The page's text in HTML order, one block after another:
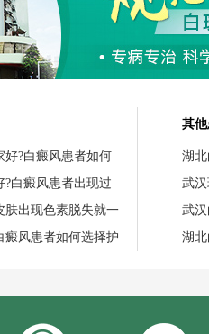
好?白癜风患者如何
白癜风患者出现过
肤出现色素脱失就一
癜风患者如何选择护
其
湖
武
武
湖